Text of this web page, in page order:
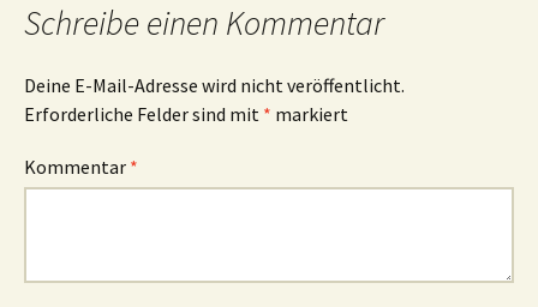
Schreibe einen Kommentar
Deine E-Mail-Adresse wird nicht veröffentlicht.
Erforderliche Felder sind mit * markiert
Kommentar *